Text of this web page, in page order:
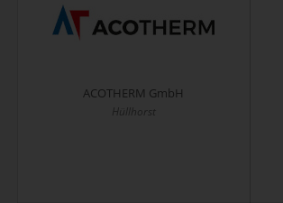
ACOTHERM GmbH
Hüllhorst